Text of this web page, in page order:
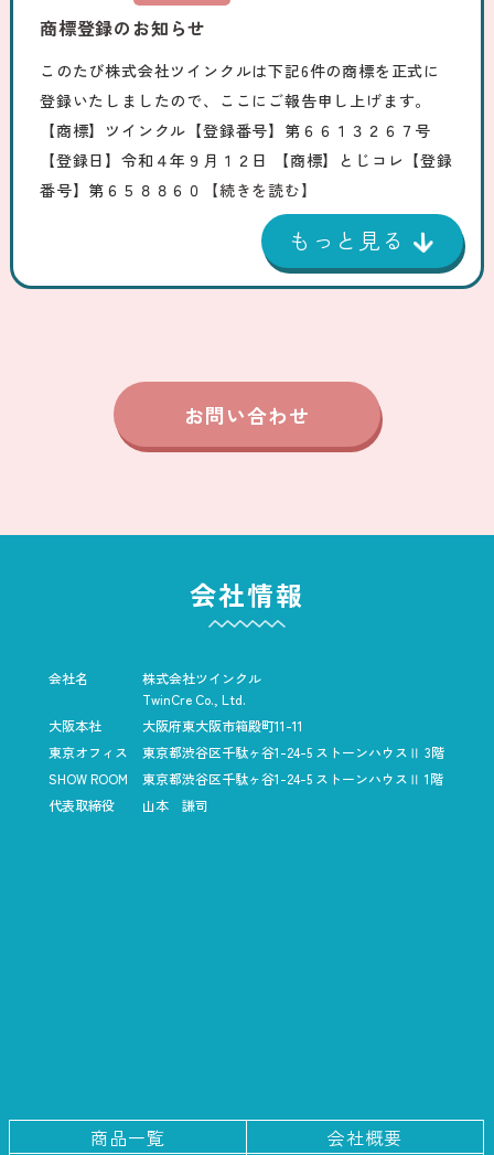
商標登録のお知らせ
このたび株式会社ツインクルは下記6件の商標を正式に
登録いたしましたので、ここにご報告申し上げます。
【商標】ツインクル【登録番号】第６６１３２６７号
【登録日】令和４年９月１２日 【商標】とじコレ【登録
番号】第６５８８６０
【続きを読む】
お問い合わせ
会社情報
会社名
株式会社ツインクル
TwinCre Co., Ltd.
大阪本社
大阪府東大阪市箱殿町11-11
東京オフィス
東京都渋谷区千駄ヶ谷1-24-5 ストーンハウスⅡ 3階
SHOW ROOM
東京都渋谷区千駄ヶ谷1-24-5 ストーンハウスⅡ 1階
代表取締役
山本 謙司
商品一覧 会社概要